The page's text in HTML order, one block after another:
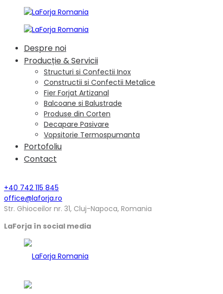
Despre noi
Producție & Servicii
Structuri si Confectii Inox
Constructii si Confectii Metalice
Fier Forjat Artizanal
Balcoane si Balustrade
Produse din Corten
Decapare Pasivare
Vopsitorie Termospumanta
Portofoliu
Contact
+40 742 115 845
office@laforja.ro
Str. Ghioceilor nr. 31, Cluj-Napoca, Romania
LaForja în social media